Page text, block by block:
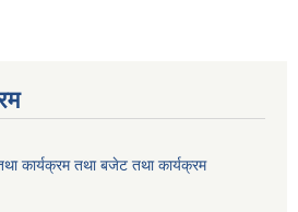
कार्यक्रम तथा बजेट तथा कार्यक्रम